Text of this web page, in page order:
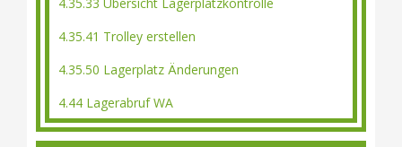
4.35.41 Trolley erstellen
4.35.50 Lagerplatz Änderungen
4.44 Lagerabruf WA